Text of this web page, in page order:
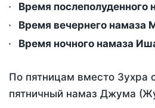
Время послеполуденного
Время вечернего намаза
Время ночного намаза
По пятницам вместо Зухра
пятничный намаз Джума